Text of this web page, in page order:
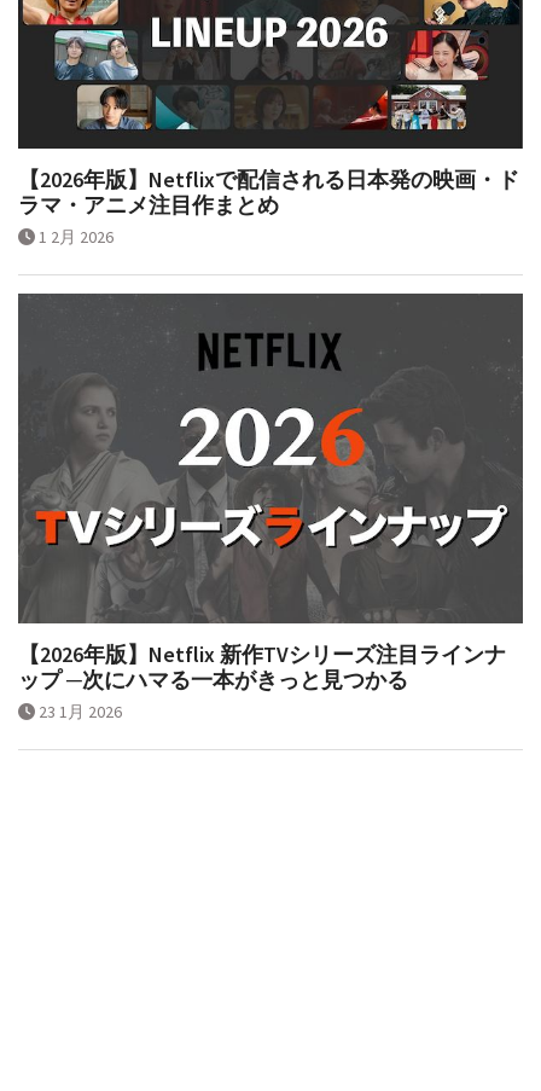
【2026年版】Netflixで配信される日本発の映画・ド
ラマ・アニメ注目作まとめ
【2026年版】Netflix 新作TVシリーズ注目ラインナ
ップ ─次にハマる一本がきっと見つかる